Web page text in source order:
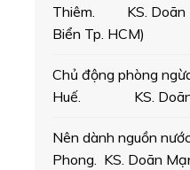
Thiêm. KS. Doãn
Biển Tp. HCM)
Chủ động phòng
Huế. KS. Doãn
Nên dành nguồn
Phong. KS. Doãn